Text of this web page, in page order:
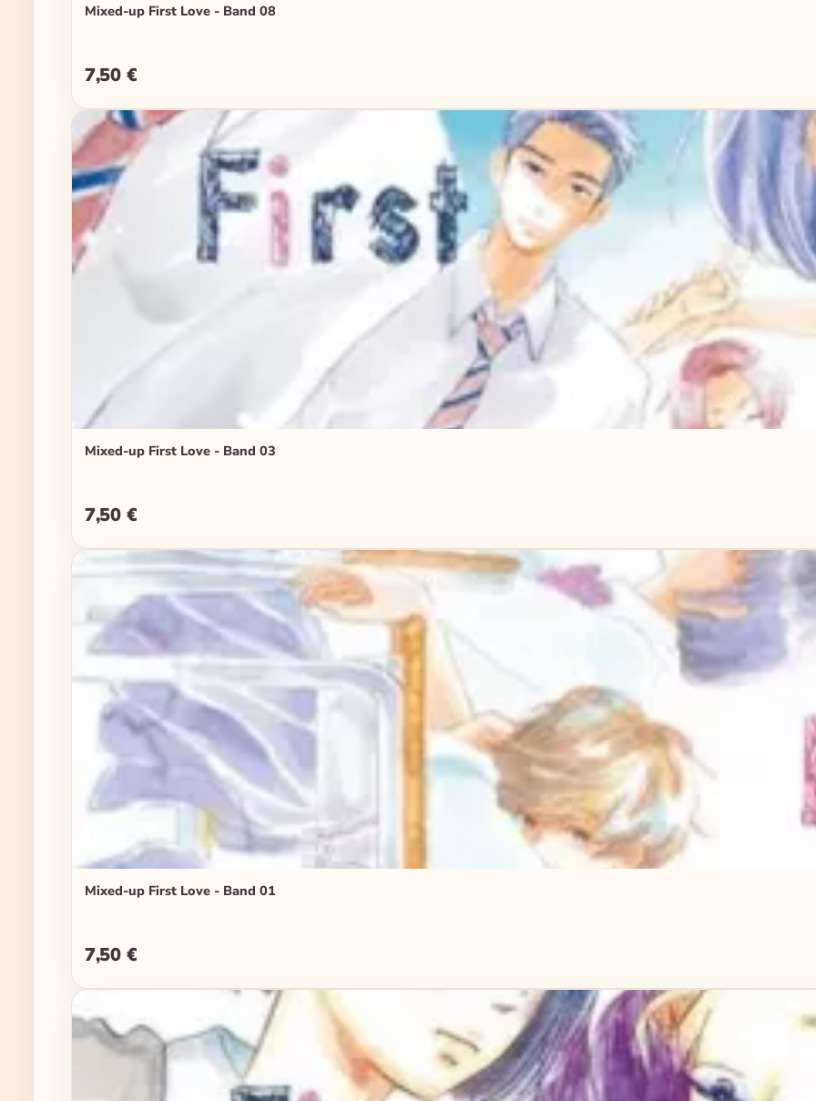
Mixed-up First Love - Band 08
Regulärer Preis:
7,50 €
Mixed-up First Love - Band 03
Regulärer Preis:
7,50 €
Mixed-up First Love - Band 01
Regulärer Preis:
7,50 €